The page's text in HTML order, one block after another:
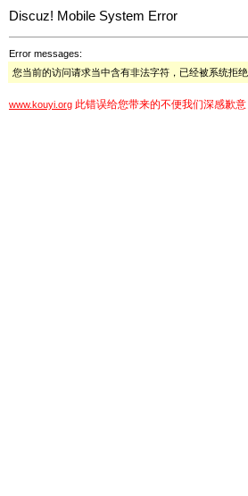
Discuz! Mobile System Error
Error messages:
您当前的访问请求当中含有非法字符，已经被系统拒绝
www.kouyi.org 此错误给您带来的不便我们深感歉意